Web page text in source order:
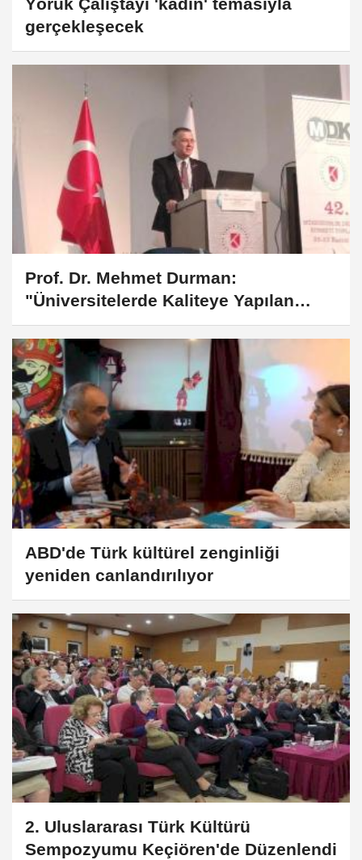
gerçekleşecek
Prof. Dr. Mehmet Durman:
"Üniversitelerde Kaliteye Yapılan
Yatırım, Geleceğe Yapılan En Önemli
Yatırımdır!"
ABD'de Türk kültürel zenginliği
yeniden canlandırılıyor
2. Uluslararası Türk Kültürü
Sempozyumu Keçiören'de Düzenlendi